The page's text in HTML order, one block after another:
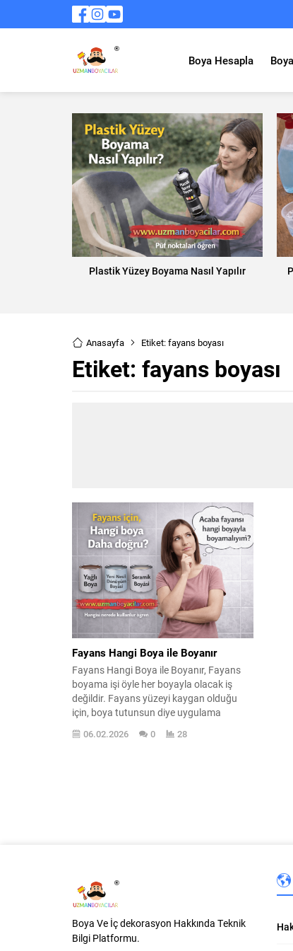
Boya Hesapla
Plastik Yüzey Boyama Nasıl Yapılır
Anasayfa Etiket: fayans boyası
Etiket: fayans boyası
Fayans Hangi Boya ile Boyanır
Fayans Hangi Boya ile Boyanır, Fayans
boyama işi öyle her boyayla olacak iş
değildir. Fayans yüzeyi kaygan olduğu
için, boya tutunsun diye uygulama
sistemi doğru yapılmalıdır. Burada işi
ayakta tutan asıl konu, boyadan sonra
06.02.2026 0 28
Boya Ve İç dekorasyon Hakkında Teknik
Bilgi Platformu.